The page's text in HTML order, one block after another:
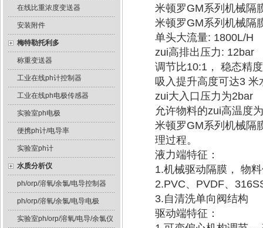
在线比重浓度变送器
安装附件
梅特勒托利多
称重变送器
工业在线ph计控制器
工业在线ph电极传感器
实验室ph电极
便携ph计/电导率
实验室ph计
水质分析仪
ph/orp/溶氧/余氯/电导控制器
ph/orp/溶氧/余氯/电导电极
实验室ph/orp/溶氧/电导/余氯仪
米顿罗GM系列机械隔
米顿罗GM系列机械隔
单头大流量: 1800L/H
zui高排出压力: 12bar
调节比10:1， 稳态精
吸入提升高度可达3 米
zui大入口压力为2bar
允许物料的zui高温度
米顿罗GM系列机械隔
理过程。
液力端特征：
1.机械驱动隔膜， 物
2.PVC、PVDF、
3.自清洗单向阀结构
驱动端特征：